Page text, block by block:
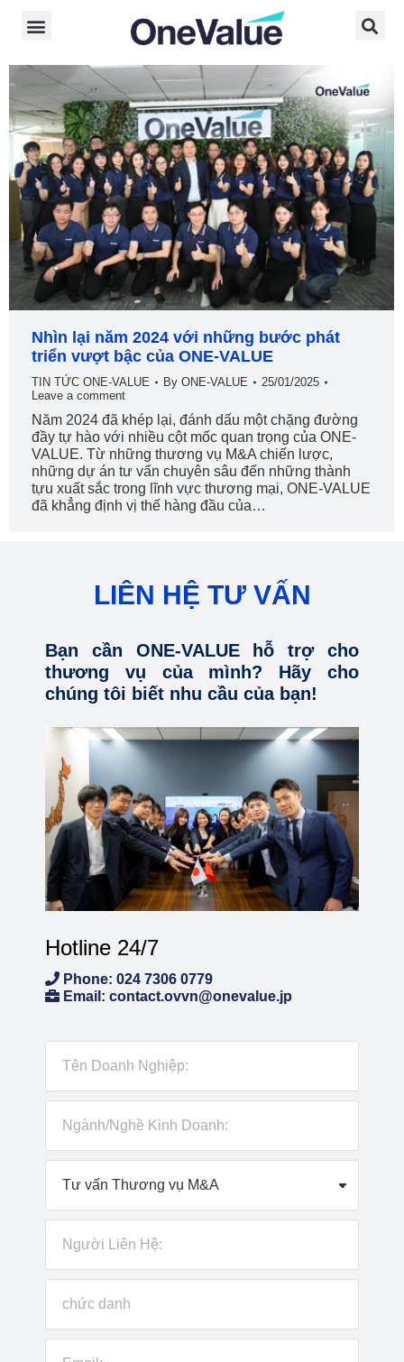
Nhìn lại năm 2024 với những bước phát
triển vượt bậc của ONE-VALUE
TIN TỨC ONE-VALUE By ONE-VALUE
25/01/2025
Leave a comment
Năm 2024 đã khép lại, đánh dấu một chặng đường
đầy tự hào với nhiều cột mốc quan trọng của ONE-
VALUE. Từ những thương vụ M&A chiến lược,
những dự án tư vấn chuyên sâu đến những thành
tựu xuất sắc trong lĩnh vực thương mại, ONE-VALUE
đã khẳng định vị thế hàng đầu của…
LIÊN HỆ TƯ VẤN
Bạn cần ONE-VALUE hỗ trợ cho
thương vụ của mình? Hãy cho
chúng tôi biết nhu cầu của bạn!
Hotline 24/7
Phone: 024 7306 0779
Email: contact.ovvn@onevalue.jp